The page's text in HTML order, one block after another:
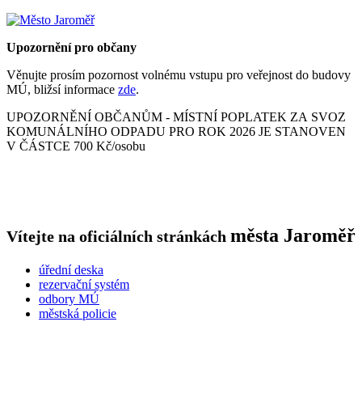
Upozornění pro občany
Věnujte prosím pozornost volnému vstupu pro veřejnost do budovy
MÚ, bližsí informace zde.
UPOZORNĚNÍ OBČANŮM - MÍSTNÍ POPLATEK ZA SVOZ
KOMUNÁLNÍHO ODPADU PRO ROK 2026 JE STANOVEN
V ČÁSTCE 700 Kč/osobu
Vítejte na oficiálních stránkách města Jaroměř
úřední deska
rezervační systém
odbory MÚ
městská policie